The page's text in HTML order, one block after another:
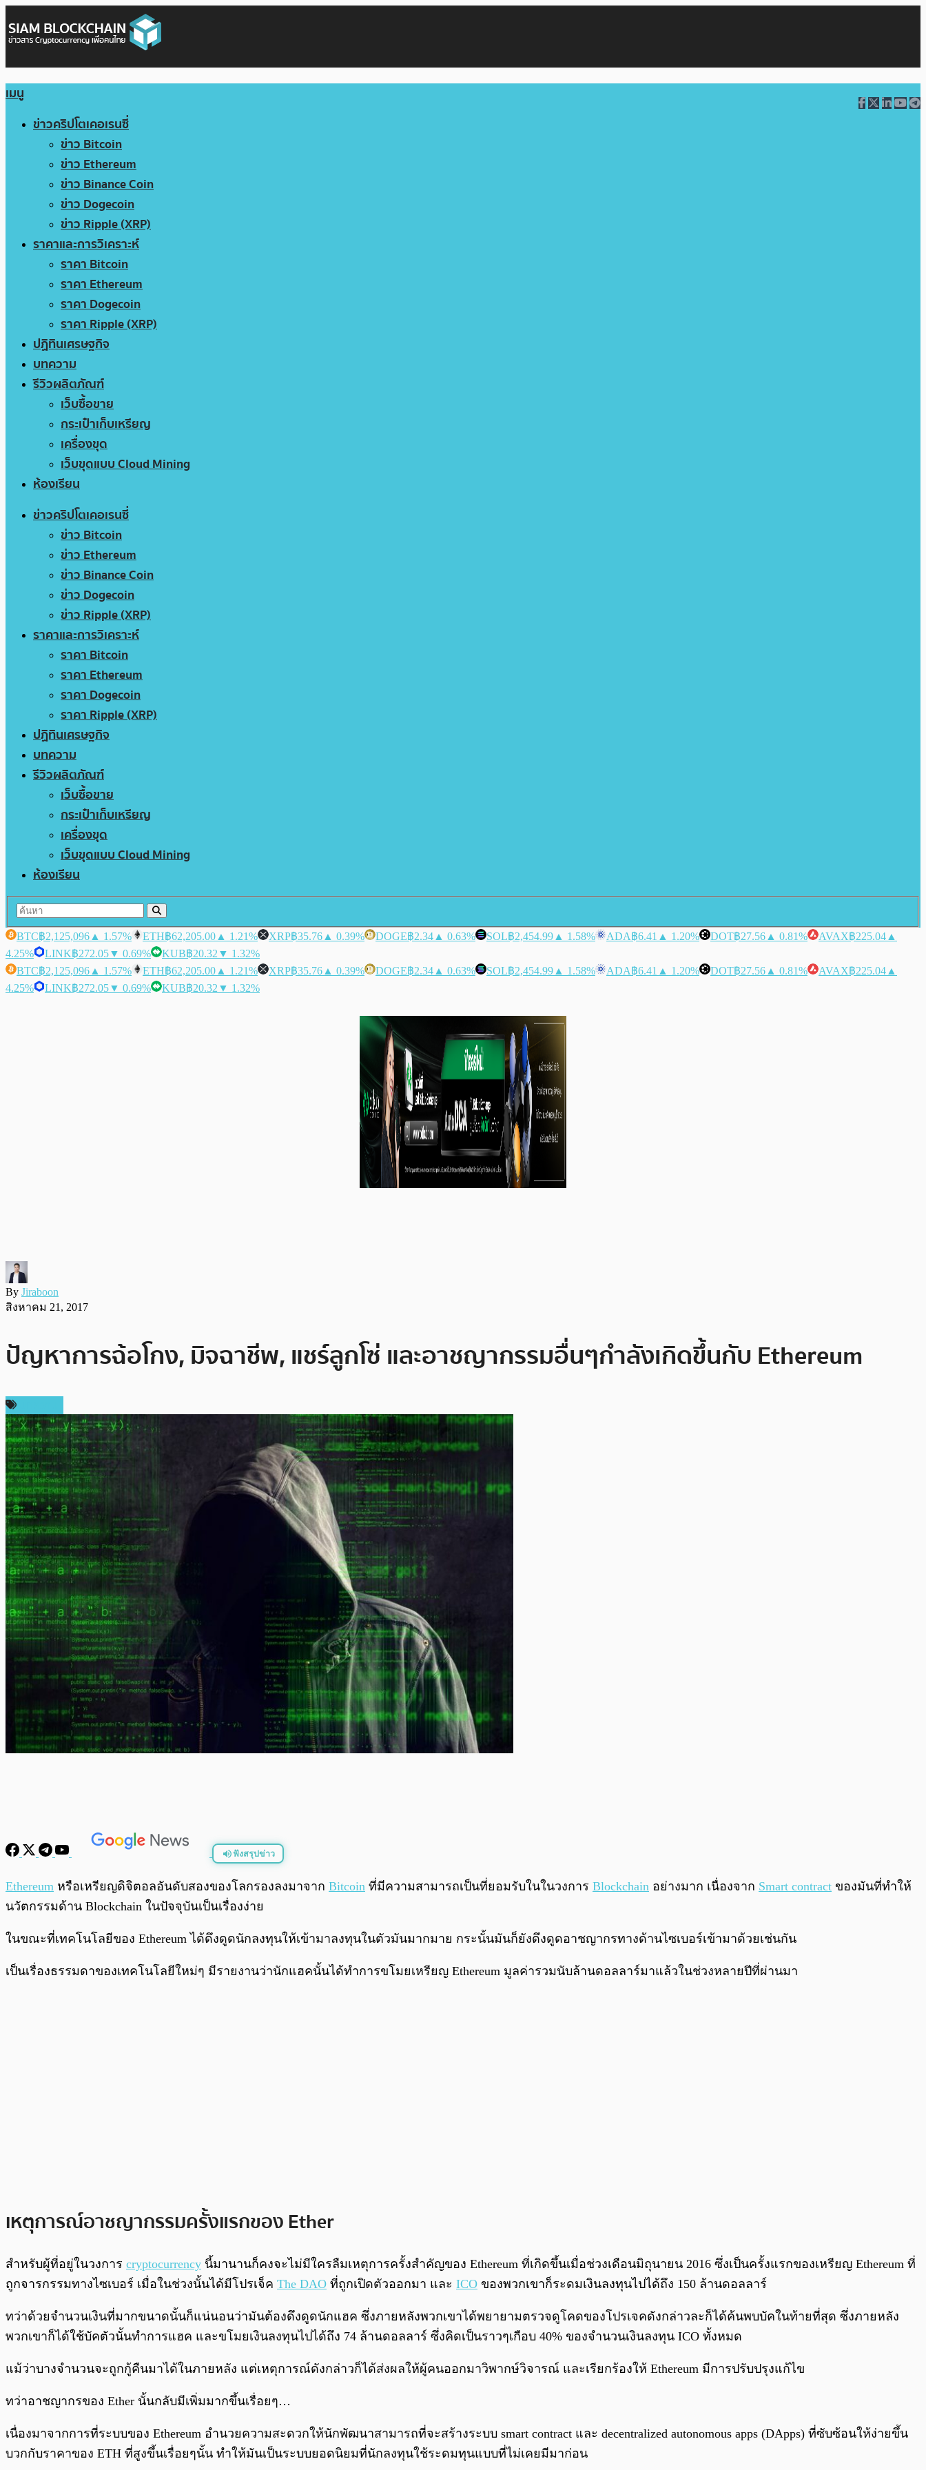
เมนู
ข่าวคริปโตเคอเรนซี่
ข่าว Bitcoin
ข่าว Ethereum
ข่าว Binance Coin
ข่าว Dogecoin
ข่าว Ripple (XRP)
ราคาและการวิเคราะห์
ราคา Bitcoin
ราคา Ethereum
ราคา Dogecoin
ราคา Ripple (XRP)
ปฏิทินเศรษฐกิจ
บทความ
รีวิวผลิตภัณฑ์
เว็บซื้อขาย
กระเป๋าเก็บเหรียญ
เครื่องขุด
เว็บขุดแบบ Cloud Mining
ห้องเรียน
ข่าวคริปโตเคอเรนซี่
ข่าว Bitcoin
ข่าว Ethereum
ข่าว Binance Coin
ข่าว Dogecoin
ข่าว Ripple (XRP)
ราคาและการวิเคราะห์
ราคา Bitcoin
ราคา Ethereum
ราคา Dogecoin
ราคา Ripple (XRP)
ปฏิทินเศรษฐกิจ
บทความ
รีวิวผลิตภัณฑ์
เว็บซื้อขาย
กระเป๋าเก็บเหรียญ
เครื่องขุด
เว็บขุดแบบ Cloud Mining
ห้องเรียน
BTC฿2,125,096 ▲ 1.57% ETH฿62,205.00 ▲ 1.21% XRP฿35.76 ▲ 0.39% DOGE฿2.34 ▲ 0.63% SOL฿2,454.99 ▲ 1.58% ADA฿6.41 ▲ 1.20% DOT฿27.56 ▲ 0.81% AVAX฿225.04 ▲
4.25%
LINK฿272.05▼ 0.69% KUB฿20.32 ▼ 1.32%
BTC฿2,125,096 ▲ 1.57% ETH฿62,205.00 ▲ 1.21% XRP฿35.76 ▲ 0.39% DOGE฿2.34 ▲ 0.63% SOL฿2,454.99 ▲ 1.58% ADA฿6.41 ▲ 1.20% DOT฿27.56 ▲ 0.81% AVAX฿225.04 ▲
4.25%
LINK฿272.05▼ 0.69% KUB฿20.32 ▼ 1.32%
By Jiraboon
สิงหาคม 21, 2017
ปัญหาการฉ้อโกง, มิจฉาชีพ, แชร์ลูกโซ่ และอาชญากรรมอื่นๆกำลังเกิดขึ้นกับ Ethereum
ฟังสรุปข่าว
พร้อมเล่น 0:00
Ethereum หรือเหรียญดิจิตอลอันดับสองของโลกรองลงมาจาก Bitcoin ที่มีความสามารถเป็นที่ยอมรับในในวงการ Blockchain อย่างมาก เนื่องจาก Smart contract ของมันที่ทำให้
นวัตกรรมด้าน Blockchain ในปัจจุบันเป็นเรื่องง่าย
ในขณะที่เทคโนโลยีของ Ethereum ได้ดึงดูดนักลงทุนให้เข้ามาลงทุนในตัวมันมากมาย กระนั้นมันก็ยังดึงดูดอาชญากรทางด้านไซเบอร์เข้ามาด้วยเช่นกัน
เป็นเรื่องธรรมดาของเทคโนโลยีใหม่ๆ มีรายงานว่านักแฮคนั้นได้ทำการขโมยเหรียญ Ethereum มูลค่ารวมนับล้านดอลลาร์มาแล้วในช่วงหลายปีที่ผ่านมา
เหตุการณ์อาชญากรรมครั้งแรกของ Ether
สำหรับผู้ที่อยู่ในวงการ cryptocurrency นี้มานานก็คงจะไม่มีใครลืมเหตุการครั้งสำคัญของ Ethereum ที่เกิดขึ้นเมื่อช่วงเดือนมิถุนายน 2016 ซึ่งเป็นครั้งแรกของเหรียญ Ethereum ที่
ถูกจารกรรมทางไซเบอร์ เมื่อในช่วงนั้นได้มีโปรเจ็ค The DAO ที่ถูกเปิดตัวออกมา และ ICO ของพวกเขาก็ระดมเงินลงทุนไปได้ถึง 150 ล้านดอลลาร์
ทว่าด้วยจำนวนเงินที่มากขนาดนั้นก็แน่นอนว่ามันต้องดึงดูดนักแฮค ซึ่งภายหลังพวกเขาได้พยายามตรวจดูโคดของโปรเจคดังกล่าวละก็ได้ค้นพบบัคในท้ายที่สุด ซึ่งภายหลัง
พวกเขาก็ได้ใช้บัคตัวนั้นทำการแฮค และขโมยเงินลงทุนไปได้ถึง 74 ล้านดอลลาร์ ซึ่งคิดเป็นราวๆเกือบ 40% ของจำนวนเงินลงทุน ICO ทั้งหมด
แม้ว่าบางจำนวนจะถูกกู้คืนมาได้ในภายหลัง แต่เหตุการณ์ดังกล่าวก็ได้ส่งผลให้ผู้คนออกมาวิพากษ์วิจารณ์ และเรียกร้องให้ Ethereum มีการปรับปรุงแก้ไข
ทว่าอาชญากรของ Ether นั้นกลับมีเพิ่มมากขึ้นเรื่อยๆ…
เนื่องมาจากการที่ระบบของ Ethereum อำนวยความสะดวกให้นักพัฒนาสามารถที่จะสร้างระบบ smart contract และ decentralized autonomous apps (DApps) ที่ซับซ้อนให้ง่ายขึ้น
บวกกับราคาของ ETH ที่สูงขึ้นเรื่อยๆนั้น ทำให้มันเป็นระบบยอดนิยมที่นักลงทุนใช้ระดมทุนแบบที่ไม่เคยมีมาก่อน